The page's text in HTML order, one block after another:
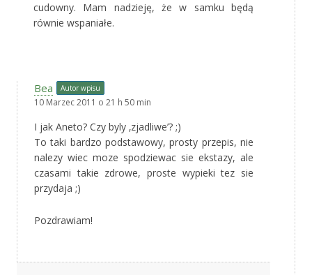
cudowny. Mam nadzieję, że w samku będą
równie wspaniałe.
Bea Autor wpisu
10 Marzec 2011 o 21 h 50 min
I jak Aneto? Czy byly ‚zjadliwe’? ;)
To taki bardzo podstawowy, prosty przepis, nie
nalezy wiec moze spodziewac sie ekstazy, ale
czasami takie zdrowe, proste wypieki tez sie
przydaja ;)
Pozdrawiam!